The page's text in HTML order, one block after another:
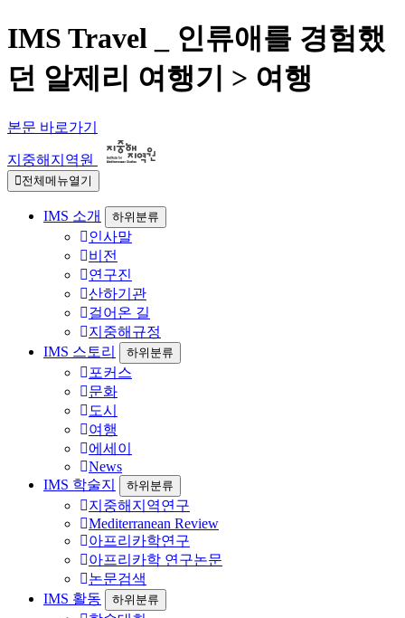
IMS Travel _ 인류애를 경험했
던 알제리 여행기 > 여행
본문 바로가기
지중해지역원
전체메뉴열기
IMS 소개 하위분류
인사말
비전
연구진
산하기관
걸어온 길
지중해규정
IMS 스토리
하위분류
포커스
문화
도시
여행
에세이
News
IMS 학술지
하위분류
지중해지역연구
Mediterranean Review
아프리카학연구
아프리카학 연구논문
논문검색
IMS 활동
하위분류